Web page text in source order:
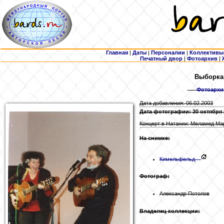
Главная | Даты | Персоналии | Коллективы
Печатный двор |Фотоархив |
Дата добавления: 06.02.2003
Дата фотографии: 30 октября
Концерт в Натании: Меламед
На снимке:
Кимельфельд
Фотограф:
Александр Потолов
Владелец коллекции: